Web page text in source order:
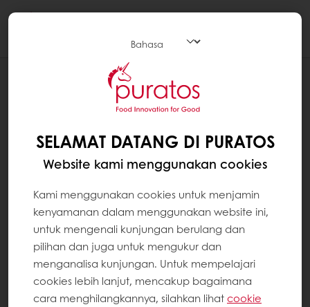
CHOCOLATE PEANUT CHEESE CAKE
SELAMAT DATANG DI PURATOS
Website kami menggunakan cookies
Kami menggunakan cookies untuk menjamin
kenyamanan dalam menggunakan website ini,
untuk mengenali kunjungan berulang dan
pilihan dan juga untuk mengukur dan
menganalisa kunjungan. Untuk mempelajari
cookies lebih lanjut, mencakup bagaimana
cara menghilangkannya, silahkan lihatcookie